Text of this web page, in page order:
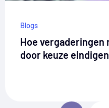
Blogs
Hoe vergaderingen
door keuze eindigen